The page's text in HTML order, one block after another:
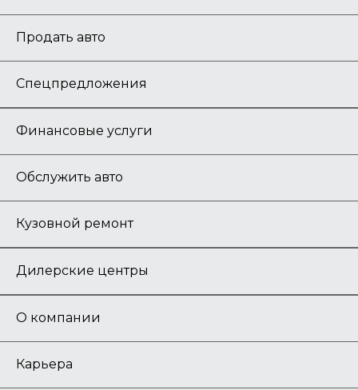
Продать авто
Спецпредложения
Финансовые услуги
Обслужить авто
Кузовной ремонт
Дилерские центры
О компании
Карьера